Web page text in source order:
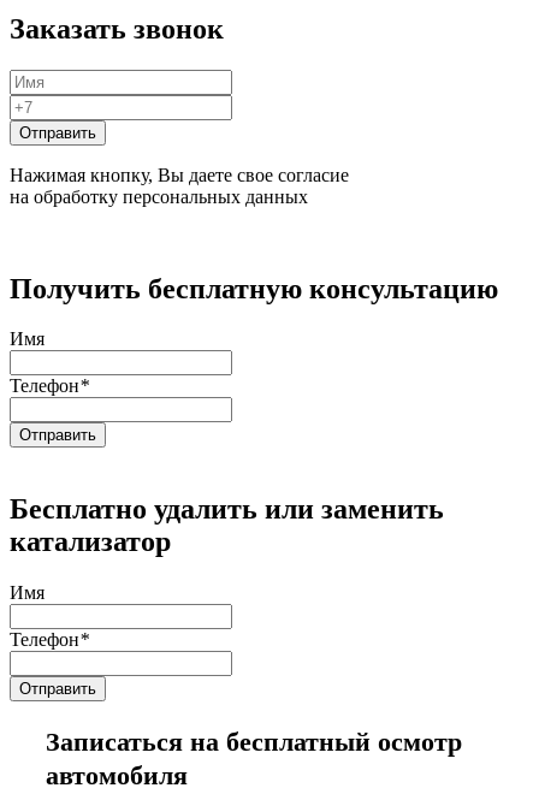
Заказать звонок
Нажимая кнопку, Вы даете свое согласие
на обработку персональных данных
Получить бесплатную консультацию
Имя
Телефон*
Бесплатно удалить или заменить
катализатор
Имя
Телефон*
Записаться на бесплатный осмотр
автомобиля